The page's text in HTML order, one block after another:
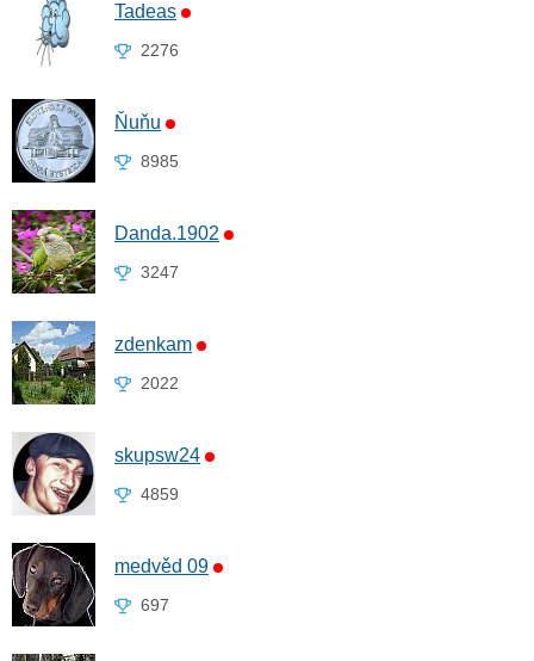
Tadeas
2276
Ňuňu
8985
Danda.1902
3247
zdenkam
2022
skupsw24
4859
medvěd 09
697